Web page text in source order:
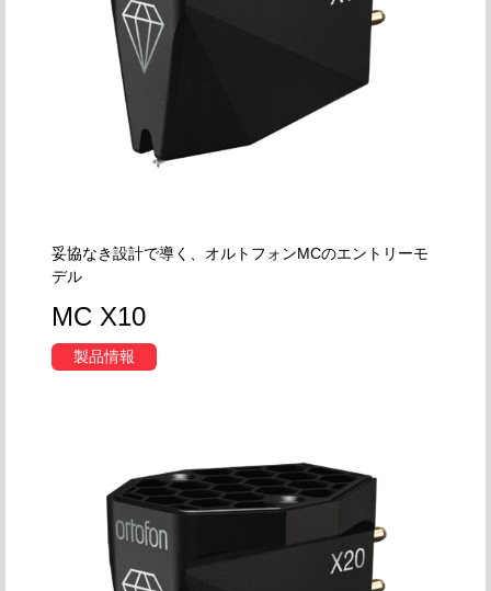
妥協なき設計で導く、オルトフォンMCのエントリーモ
デル
MC X10
製品情報